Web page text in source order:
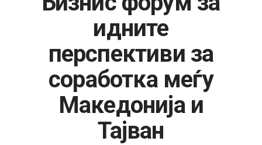
ЕКОНОМИЈА
БАНКАРСТВО
ЖИВОТ
идните
перспективи за
соработка меѓу
Македонија и
Тајван